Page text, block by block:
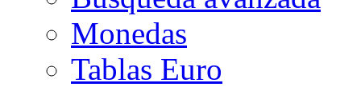
Monedas
Tablas Euro